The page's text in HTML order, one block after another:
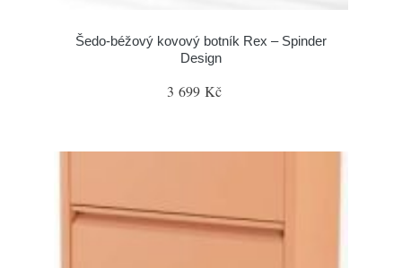
Šedo-béžový kovový botník Rex – Spinder
Design
3 699 Kč